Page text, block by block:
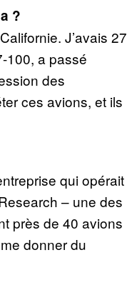
?
J’avais 27
100, a passé
des
ces avions, et ils
qui opérait
– une des
près de 40 avions
donner du